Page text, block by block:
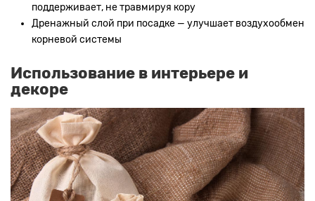
поддерживает, не травмируя кору
Дренажный слой при посадке — улучшает воздухообмен
корневой системы
Использование в интерьере и
декоре